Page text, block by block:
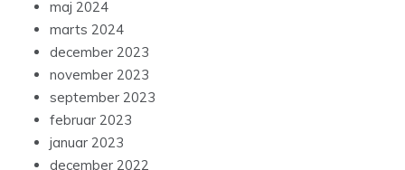
november 2022
oktober 2022
september 2022
august 2022
juli 2022
juni 2022
maj 2022